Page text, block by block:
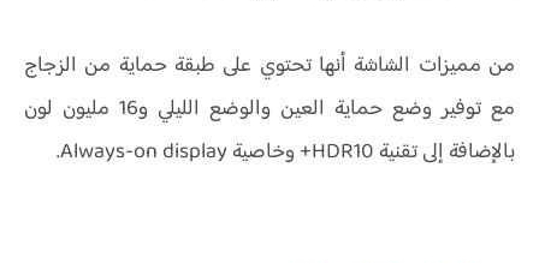
من مميزات الشاشة أنها تحتوي على طبقة حماية من الزجاج
مع توفير وضع حماية العين والوضع الليلي و16 مليون لون
بالإضافة إلى تقنية HDR10+ وخاصية Always-on display.